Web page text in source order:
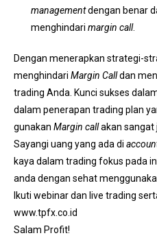
managementdengan benar
menghindari margin call.
Dengan menerapkan strategi-
menghindari Margin Calldan
trading Anda. Kunci sukses
dalam penerapan trading plan
gunakan Margin callakan sangat
Sayangi uang yang ada di
kaya dalam trading fokus pada
anda dengan sehat
Ikuti webinar dan live trading
www.tpfx.co.id
Salam Profit!